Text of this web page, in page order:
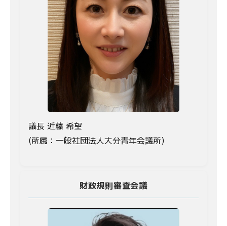
議長 近藤 希望
(所属：一般社団法人大分青年会議所)
財政規則審査会議